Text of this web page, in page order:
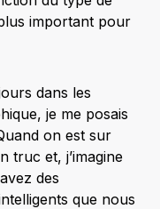
important pour
dans les
je me posais
on est sur
truc et, j’imagine
des
que nous